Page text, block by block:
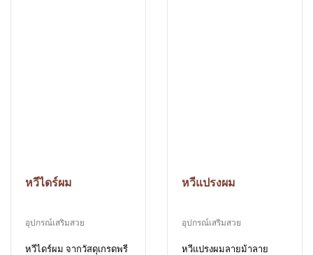
หวีไดร์ผม
อุปกรณ์เสริมสวย
หวีไดร์ผม จากวัสดุเกรดพรี
หวีแปรงผม
อุปกรณ์เสริมสวย
หวีแปรงผมลายม้าลาย